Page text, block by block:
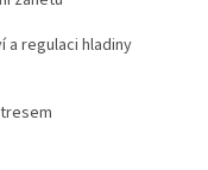
a regulaci hladiny